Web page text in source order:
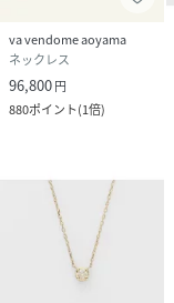
va vendome aoyama
ネックレス
96,800円
880ポイント(1倍)